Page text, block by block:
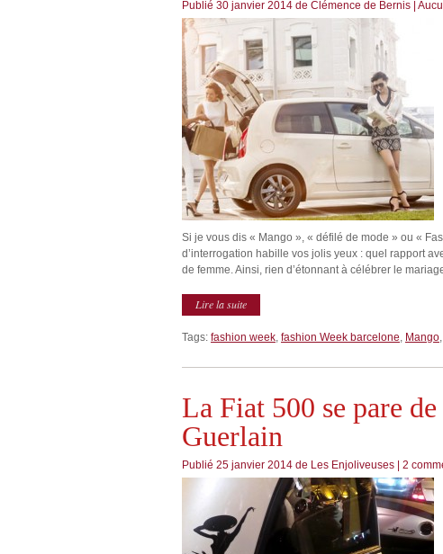
Publié 30 janvier 2014 de Clémence de Bernis
Si je vous dis « Mango », « défilé de mode » ou «
d’interrogation habille vos jolis yeux : quel rapport
de femme. Ainsi, rien d’étonnant à célébrer le
Lire la suite
Tags: fashion week, fashion Week barcelone, Mango,
La Fiat 500 se pare
Guerlain
Publié 25 janvier 2014 de Les Enjoliveuses 2